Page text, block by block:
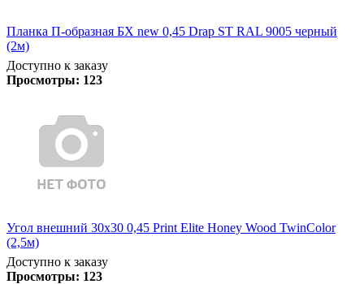
Планка П-образная БХ new 0,45 Drap ST RAL 9005 черный
(2м)
Доступно к заказу
Просмотры: 123
Угол внешний 30х30 0,45 Print Elite Honey Wood TwinColor
(2,5м)
Доступно к заказу
Просмотры: 123